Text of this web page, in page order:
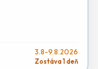
3.8-9.8.2026
Zostáva 1 deň